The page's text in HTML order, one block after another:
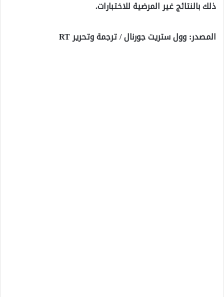
ذلك بالنتائج غير المرضية للاختبارات.
المصدر: وول ستريت جورنال / ترجمة وتحرير RT